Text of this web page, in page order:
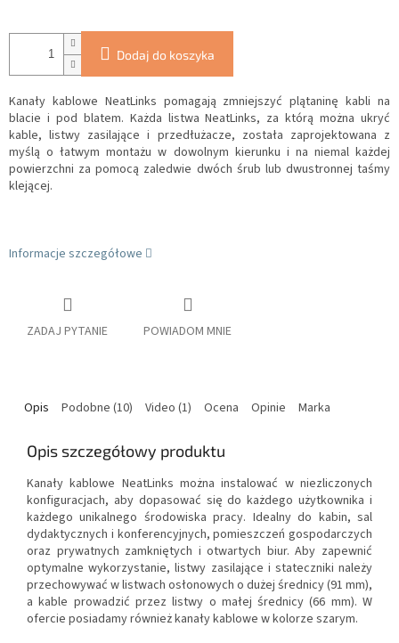
Dodaj do koszyka
Kanały kablowe NeatLinks pomagają zmniejszyć plątaninę kabli na
blacie i pod blatem. Każda listwa NeatLinks, za którą można ukryć
kable, listwy zasilające i przedłużacze, została zaprojektowana z
myślą o łatwym montażu w dowolnym kierunku i na niemal każdej
powierzchni za pomocą zaledwie dwóch śrub lub dwustronnej taśmy
klejącej.
Informacje szczegółowe
ZADAJ PYTANIE POWIADOM MNIE
Opis Podobne (10) Video (1) Ocena Opinie Marka
Opis szczegółowy produktu
Kanały kablowe NeatLinks można instalować w niezliczonych
konfiguracjach, aby dopasować się do każdego użytkownika i
każdego unikalnego środowiska pracy. Idealny do kabin, sal
dydaktycznych i konferencyjnych, pomieszczeń gospodarczych
oraz prywatnych zamkniętych i otwartych biur. Aby zapewnić
optymalne wykorzystanie, listwy zasilające i stateczniki należy
przechowywać w listwach osłonowych o dużej średnicy (91 mm),
a kable prowadzić przez listwy o małej średnicy (66 mm). W
ofercie posiadamy również kanały kablowe w kolorze szarym.